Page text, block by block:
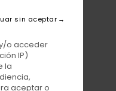
€
Night
o acceder
IP)
la
aceptar o
sin aceptar